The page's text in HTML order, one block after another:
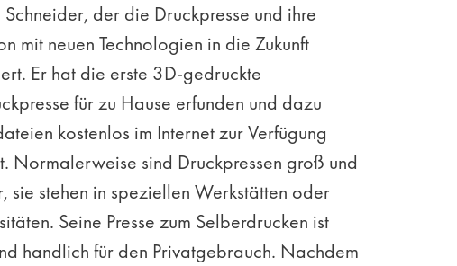
der die Druckpresse und ihre
mit neuen Technologien in die Zukunft
Er hat die erste 3D-gedruckte
für zu Hause erfunden und dazu
kostenlos im Internet zur Verfügung
Normalerweise sind Druckpressen groß und
sie stehen in speziellen Werkstätten oder
Seine Presse zum Selberdrucken ist
handlich für den Privatgebrauch. Nachdem